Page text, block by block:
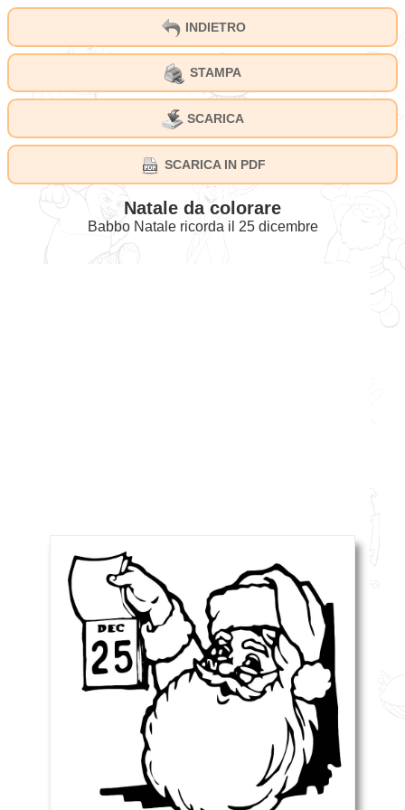
INDIETRO
STAMPA
SCARICA
SCARICA IN PDF
Natale da colorare
Babbo Natale ricorda il 25 dicembre